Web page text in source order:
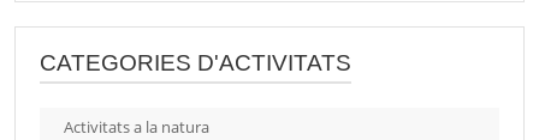
CATEGORIES D'ACTIVITATS
Activitats a la natura